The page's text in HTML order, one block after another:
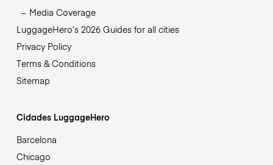
Media Coverage
LuggageHero’s 2026 Guides for all cities
Privacy Policy
Terms & Conditions
Sitemap
Cidades LuggageHero
Barcelona
Chicago